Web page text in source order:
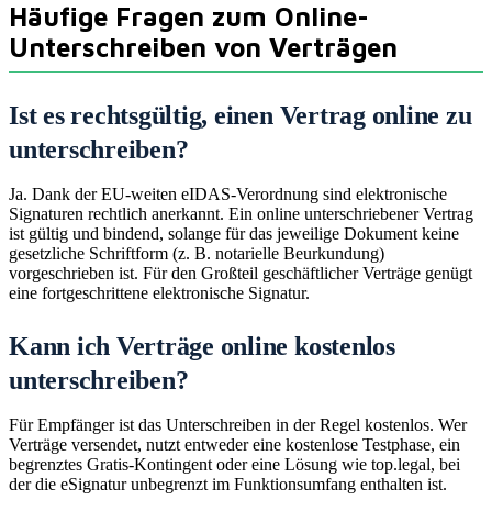
Häufige Fragen zum Online-
Unterschreiben von Verträgen
Ist es rechtsgültig, einen Vertrag online zu
unterschreiben?
Ja. Dank der EU-weiten eIDAS-Verordnung sind elektronische
Signaturen rechtlich anerkannt. Ein online unterschriebener Vertrag
ist gültig und bindend, solange für das jeweilige Dokument keine
gesetzliche Schriftform (z. B. notarielle Beurkundung)
vorgeschrieben ist. Für den Großteil geschäftlicher Verträge genügt
eine fortgeschrittene elektronische Signatur.
Kann ich Verträge online kostenlos
unterschreiben?
Für Empfänger ist das Unterschreiben in der Regel kostenlos. Wer
Verträge versendet, nutzt entweder eine kostenlose Testphase, ein
begrenztes Gratis-Kontingent oder eine Lösung wie top.legal, bei
der die eSignatur unbegrenzt im Funktionsumfang enthalten ist.